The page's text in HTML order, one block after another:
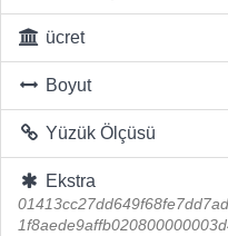
ücret
Boyut
Yüzük Ölçüsü
Ekstra